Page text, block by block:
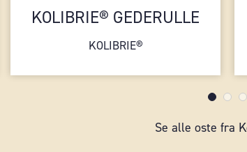
KOLIBRIE® GEDERULLE
KOLIBRIE®
Se alle oste fra